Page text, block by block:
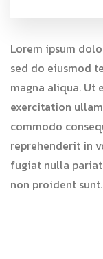
Lorem ipsum
sed do eiusmod
magna aliqua. Ut
exercitation
commodo
reprehenderit in
fugiat nulla
non proident sunt.